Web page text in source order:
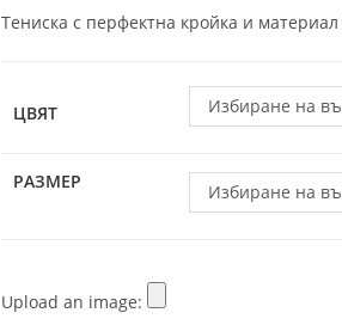
Тениска с перфектна кройка и
ЦВЯТ Избиране на
РАЗМЕР Избиране на
Upload an image: